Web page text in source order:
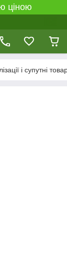
ціною
і супутні